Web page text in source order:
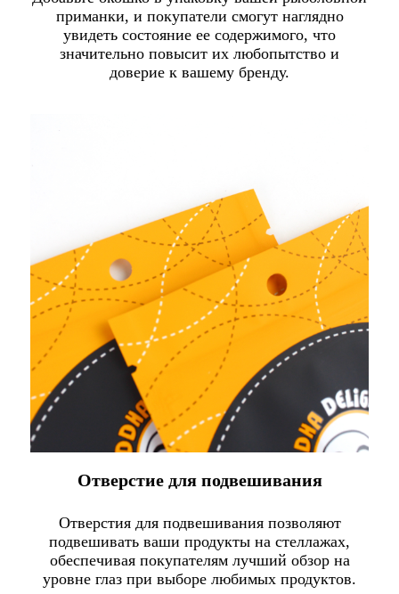
приманки, и покупатели смогут наглядно
увидеть состояние ее содержимого, что
значительно повысит их любопытство и
доверие к вашему бренду.
Отверстие для подвешивания
Отверстия для подвешивания позволяют
подвешивать ваши продукты на стеллажах,
обеспечивая покупателям лучший обзор на
уровне глаз при выборе любимых продуктов.